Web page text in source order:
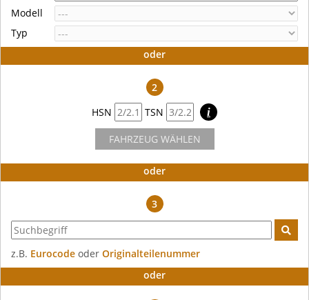
Modell
Typ
oder
2
HSN
TSN i
FAHRZEUG WÄHLEN
oder
3
z.B. Eurocode oder Originalteilenummer
oder